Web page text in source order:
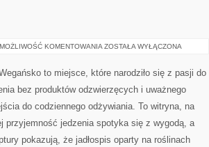
MOŻLIWOŚĆ KOMENTOWANIA SZYBKIE
ZOSTAŁA WYŁĄCZONA
to miejsce, które narodziło się z pasji do
bez produktów odzwierzęcych i uważnego
do codziennego odżywiania. To witryna, na
przyjemność jedzenia spotyka się z wygodą, a
pokazują, że jadłospis oparty na roślinach